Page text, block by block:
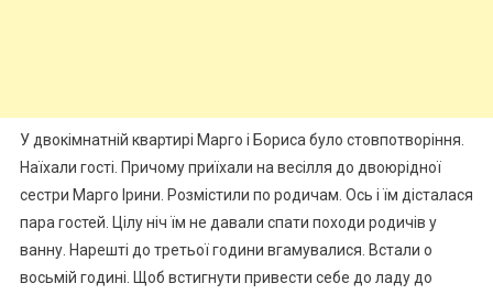
У двокімнатній квартирі Марго і Бориса було стовпотворіння.
Наїхали гості. Причому приїхали на весілля до двоюрідної
сестри Марго Ірини. Розмістили по родичам. Ось і їм дісталася
пара гостей. Цілу ніч їм не давали спати походи родичів у
ванну. Нарешті до третьої години вгамувалися. Встали о
восьмій годині. Щоб встигнути привести себе до ладу до